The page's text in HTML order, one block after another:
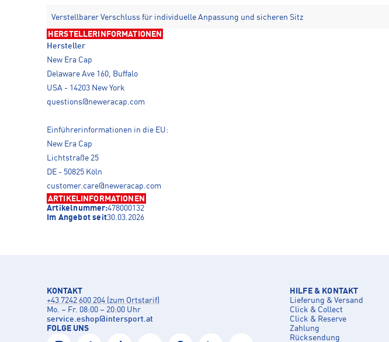
Verstellbarer Verschluss für individuelle Anpassung und sicheren Sitz
HERSTELLERINFORMATIONEN
Hersteller
New Era Cap
Delaware Ave 160, Buffalo
USA - 14203 New York
questions@neweracap.com
Einführerinformationen in die EU:
New Era Cap
Lichtstraße 25
DE - 50825 Köln
customer.care@neweracap.com
ARTIKELINFORMATIONEN
Artikelnummer:478000132
Im Angebot seit30.03.2026
KONTAKT
+43 7242 600 204 (zum Ortstarif)
Mo. – Fr. 08:00 – 20:00 Uhr
service.eshop@intersport.at
FOLGE UNS
HILFE & KONTAKT
Lieferung & Versand
Click & Collect
Click & Reserve
Zahlung
Rücksendung